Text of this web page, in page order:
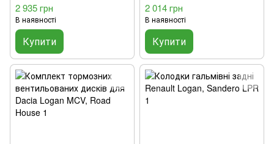
2 935 грн
В наявності
Купити
2 014 грн
В наявності
Купити